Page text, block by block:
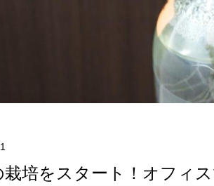
栽培をスタート！オフィ